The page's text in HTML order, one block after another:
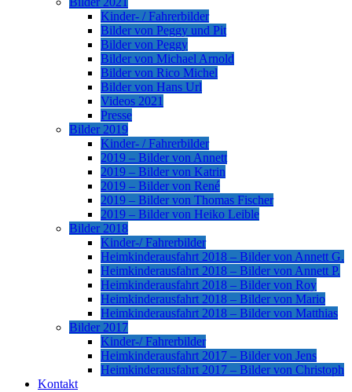
Kinder- / Fahrerbilder
Bilder von Peggy und Pit
Bilder von Peggy
Bilder von Michael Arnold
Bilder von Rico Michel
Bilder von Hans Url
Videos 2021
Presse
Bilder 2019
Kinder- / Fahrerbilder
2019 – Bilder von Annett
2019 – Bilder von Katrin
2019 – Bilder von René
2019 – Bilder von Thomas Fischer
2019 – Bilder von Heiko Leible
Bilder 2018
Kinder-/ Fahrerbilder
Heimkinderausfahrt 2018 – Bilder von Annett G.
Heimkinderausfahrt 2018 – Bilder von Annett P.
Heimkinderausfahrt 2018 – Bilder von Roy
Heimkinderausfahrt 2018 – Bilder von Mario
Heimkinderausfahrt 2018 – Bilder von Matthias
Bilder 2017
Kinder-/ Fahrerbilder
Heimkinderausfahrt 2017 – Bilder von Jens
Heimkinderausfahrt 2017 – Bilder von Christoph
Kontakt